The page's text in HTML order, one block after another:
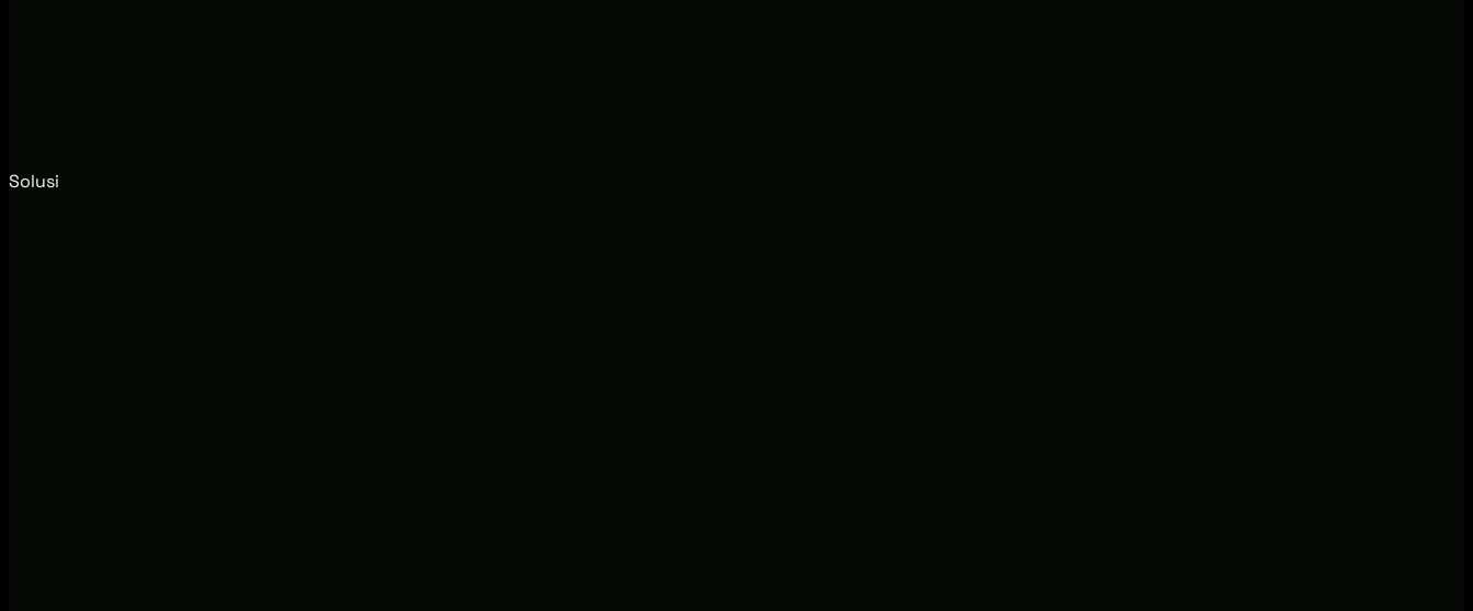
Solusi